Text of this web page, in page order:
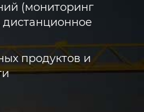
(мониторинг
дистанционное
продуктов и